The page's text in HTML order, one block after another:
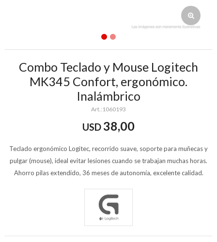
Combo Teclado y Mouse Logitech
MK345 Confort, ergonómico.
Inalámbrico
1060193
USD 38,00
Teclado ergonómico Logitec, recorrido suave, soporte para muñecas y
pulgar (mouse), ideal evitar lesiones cuando se trabajan muchas horas.
Ahorro pilas extendido, 36 meses de autonomía, excelente calidad.